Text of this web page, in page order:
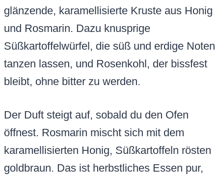
glänzende, karamellisierte Kruste aus Honig
und Rosmarin. Dazu knusprige
Süßkartoffelwürfel, die süß und erdige Noten
tanzen lassen, und Rosenkohl, der bissfest
bleibt, ohne bitter zu werden.
Der Duft steigt auf, sobald du den Ofen
öffnest. Rosmarin mischt sich mit dem
karamellisierten Honig, Süßkartoffeln rösten
goldbraun. Das ist herbstliches Essen pur,